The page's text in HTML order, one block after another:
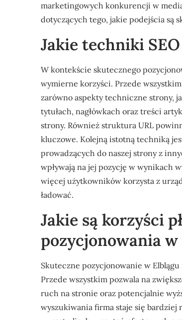
marketingowych konkurencji w
dotyczących tego, jakie podejścia są
Jakie techniki
W kontekście skutecznego
wymierne korzyści. Przede
zarówno aspekty techniczne strony,
tytułach, nagłówkach oraz treści
strony. Również struktura URL
kluczowe. Kolejną istotną techniką
prowadzących do naszej strony z
wpływają na jej pozycję w wynikach
więcej użytkowników korzysta z
ładować.
Jakie są korzyści
pozycjonowania
Skuteczne pozycjonowanie w
Przede wszystkim pozwala na
ruch na stronie oraz potencjalnie
wyszukiwania firma staje się